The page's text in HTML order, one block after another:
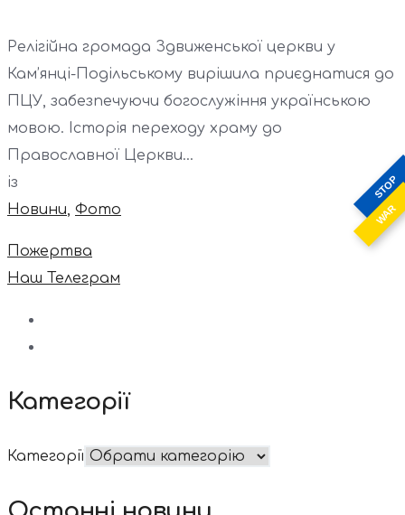
STOP
WAR
Релігійна громада Здвиженської церкви у
Кам’янці-Подільському вирішила приєднатися до
ПЦУ, забезпечуючи богослужіння українською
мовою. Історія переходу храму до
Православної Церкви...
із
Новини, Фото
Пожертва
Наш Телеграм
Категорії
Категорії